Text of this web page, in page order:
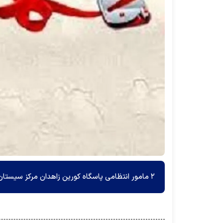
۲ مامور انتظامی پاسگاه کورین زاهدان مرکز سیستان و بلوچستان در درگیری با اشرار مسلح به شهادت رسیدند.